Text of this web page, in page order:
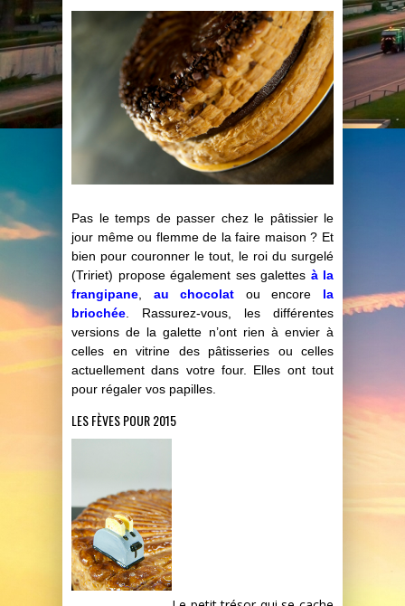
Pas le temps de passer chez le pâtissier le
jour même ou flemme de la faire maison ? Et
bien pour couronner le tout, le roi du surgelé
(Tririet) propose également ses galettes à la
frangipane, au chocolat ou encore la
briochée. Rassurez-vous, les différentes
versions de la galette n’ont rien à envier à
celles en vitrine des pâtisseries ou celles
actuellement dans votre four. Elles ont tout
pour régaler vos papilles.
LES FÈVES POUR 2015